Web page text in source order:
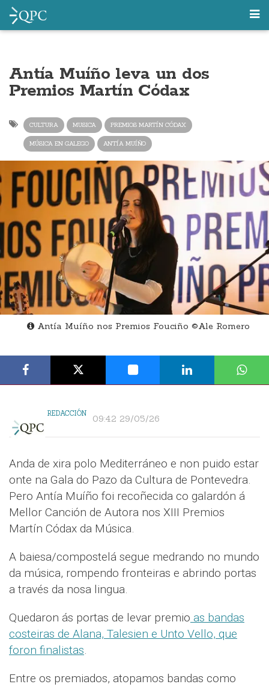
Antía Muíño leva un dos
Premios Martín Códax
CULTURA MUSICA PREMIOS MARTÍN CÓDAX
MÚSICA EN GALEGO ANTÍA MUÍÑO
Antía Muíño nos Premios Fouciño ©Ale Romero
REDACCIÓN 09:42 29/05/26
Anda de xira polo Mediterráneo e non puido estar
onte na Gala do Pazo da Cultura de Pontevedra.
Pero Antía Muíño foi recoñecida co galardón á
Mellor Canción de Autora nos XIII Premios
Martín Códax da Música.
A baiesa/compostelá segue medrando no mundo
da música, rompendo fronteiras e abrindo portas
a través da nosa lingua.
Quedaron ás portas de levar premio as bandas
costeiras de Alana, Talesien e Unto Vello, que
foron finalistas.
Entre os premiados, atopamos bandas como